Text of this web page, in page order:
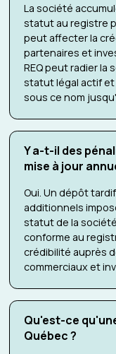
La société
statut au registre
peut affecter la
partenaires et
REQ peut radier la
statut légal actif
sous ce nom
Y a-t-il des
mise à jour
Oui. Un dépôt
additionnels
statut de la
conforme au
crédibilité auprès
commerciaux et
Qu'est-ce
Québec ?